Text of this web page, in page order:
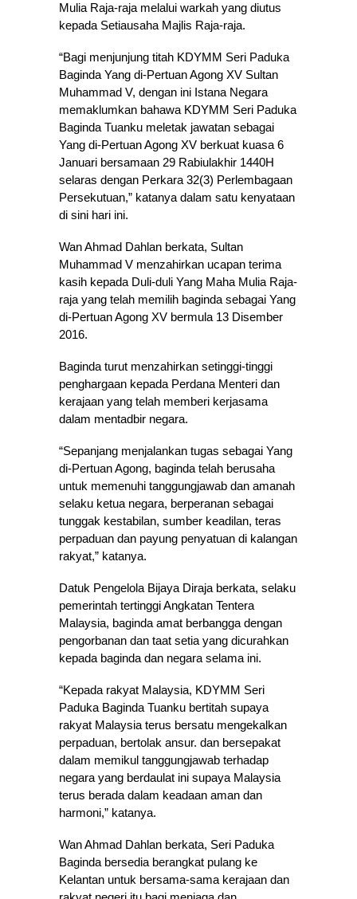
Mulia Raja-raja melalui warkah yang diutus
kepada Setiausaha Majlis Raja-raja.
“Bagi menjunjung titah KDYMM Seri Paduka
Baginda Yang di-Pertuan Agong XV Sultan
Muhammad V, dengan ini Istana Negara
memaklumkan bahawa KDYMM Seri Paduka
Baginda Tuanku meletak jawatan sebagai
Yang di-Pertuan Agong XV berkuat kuasa 6
Januari bersamaan 29 Rabiulakhir 1440H
selaras dengan Perkara 32(3) Perlembagaan
Persekutuan,” katanya dalam satu kenyataan
di sini hari ini.
Wan Ahmad Dahlan berkata, Sultan
Muhammad V menzahirkan ucapan terima
kasih kepada Duli-duli Yang Maha Mulia Raja-
raja yang telah memilih baginda sebagai Yang
di-Pertuan Agong XV bermula 13 Disember
2016.
Baginda turut menzahirkan setinggi-tinggi
penghargaan kepada Perdana Menteri dan
kerajaan yang telah memberi kerjasama
dalam mentadbir negara.
“Sepanjang menjalankan tugas sebagai Yang
di-Pertuan Agong, baginda telah berusaha
untuk memenuhi tanggungjawab dan amanah
selaku ketua negara, berperanan sebagai
tunggak kestabilan, sumber keadilan, teras
perpaduan dan payung penyatuan di kalangan
rakyat,” katanya.
Datuk Pengelola Bijaya Diraja berkata, selaku
pemerintah tertinggi Angkatan Tentera
Malaysia, baginda amat berbangga dengan
pengorbanan dan taat setia yang dicurahkan
kepada baginda dan negara selama ini.
“Kepada rakyat Malaysia, KDYMM Seri
Paduka Baginda Tuanku bertitah supaya
rakyat Malaysia terus bersatu mengekalkan
perpaduan, bertolak ansur. dan bersepakat
dalam memikul tanggungjawab terhadap
negara yang berdaulat ini supaya Malaysia
terus berada dalam keadaan aman dan
harmoni,” katanya.
Wan Ahmad Dahlan berkata, Seri Paduka
Baginda bersedia berangkat pulang ke
Kelantan untuk bersama-sama kerajaan dan